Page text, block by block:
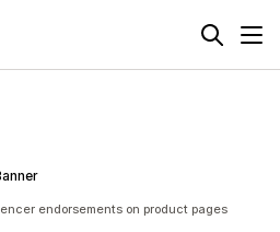
endorsements on product pages